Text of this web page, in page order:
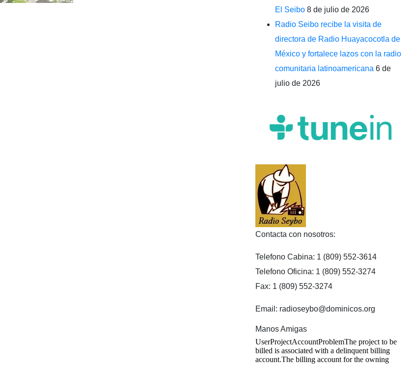
El Seibo 8 de julio de 2026
Radio Seibo recibe la visita de
directora de Radio Huayacocotla de
México y fortalece lazos con la radio
comunitaria latinoamericana 6 de
julio de 2026
Contacta con nosotros:
Telefono Cabina: 1 (809) 552-3614
Telefono Oficina: 1 (809) 552-3274
Fax: 1 (809) 552-3274
Email: radioseybo@dominicos.org
Manos Amigas